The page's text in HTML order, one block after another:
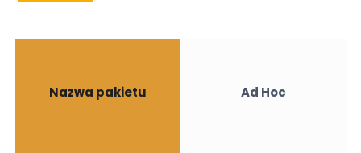
Nazwa pakietu Ad Hoc